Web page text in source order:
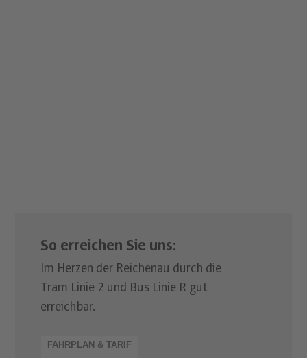
So erreichen Sie uns:
Im Herzen der Reichenau durch die
Tram Linie 2 und Bus Linie R gut
erreichbar.